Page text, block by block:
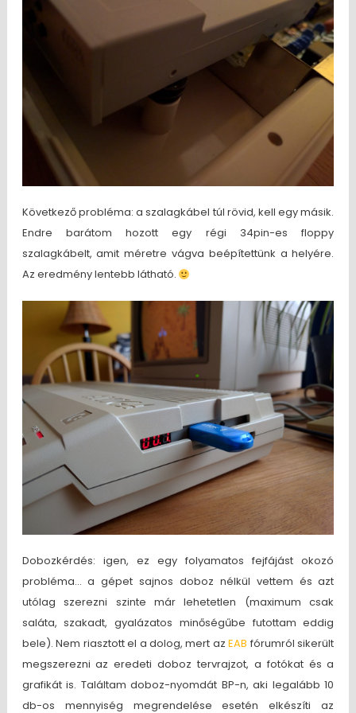
Következő probléma: a szalagkábel túl rövid, kell egy másik.
Endre barátom hozott egy régi 34pin-es floppy
szalagkábelt, amit méretre vágva beépítettünk a helyére.
Az eredmény lentebb látható.
Dobozkérdés: igen, ez egy folyamatos fejfájást okozó
probléma… a gépet sajnos doboz nélkül vettem és azt
utólag szerezni szinte már lehetetlen (maximum csak
saláta, szakadt, gyalázatos minőségűbe futottam eddig
bele). Nem riasztott el a dolog, mert azEAB fórumról sikerült
megszerezni az eredeti doboz tervrajzot, a fotókat és a
grafikát is. Találtam doboz-nyomdát BP-n, aki legalább 10
db-os mennyiség megrendelése esetén elkészíti az